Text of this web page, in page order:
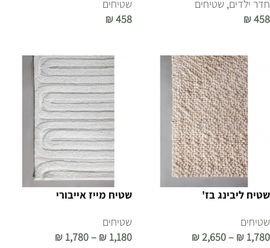
חדר ילדים, שטיחים
₪458
שטיחים
₪458
שטיח ליבינג בז'
שטיחים
₪ 1,780
–
₪2,650
שטיח מייז אייבורי
שטיחים
₪ 1,180
–
₪ 1,780